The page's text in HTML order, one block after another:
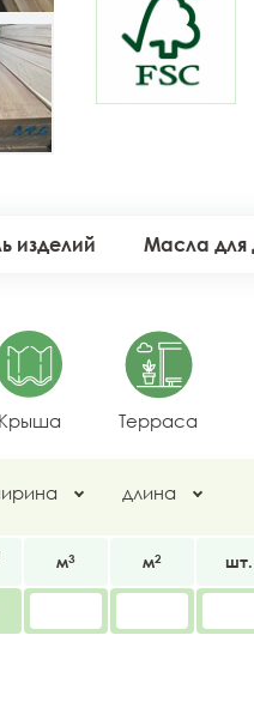
изделий Масла для
Крыша Терраса
длина
м3 м2 шт.